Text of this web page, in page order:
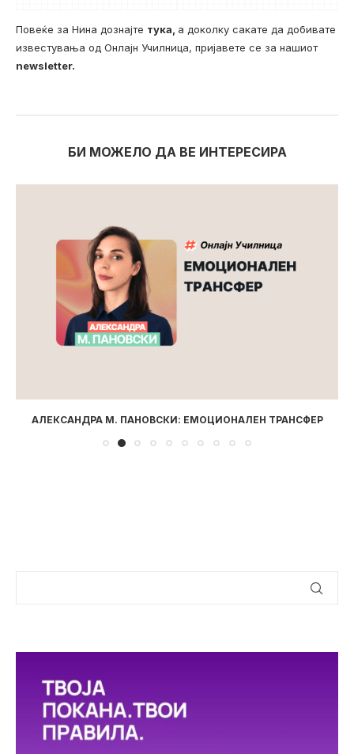
Повеќе за Нина дознајте тука, а доколку сакате да добивате
известувања од Онлајн Училница, пријавете се за нашиот
newsletter.
БИ МОЖЕЛО ДА ВЕ ИНТЕРЕСИРА
АЛЕКСАНДРА М. ПАНОВСКИ: ЕМОЦИОНАЛЕН ТРАНСФЕР